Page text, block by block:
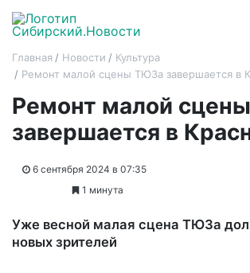
Главная Новости
Культура
Ремонт малой сцены ТЮЗа завершается в
Ремонт малой
завершается в
6 сентября 2024 в 07:35
1 минута
Уже весной малая сцена ТЮЗа
новых зрителей